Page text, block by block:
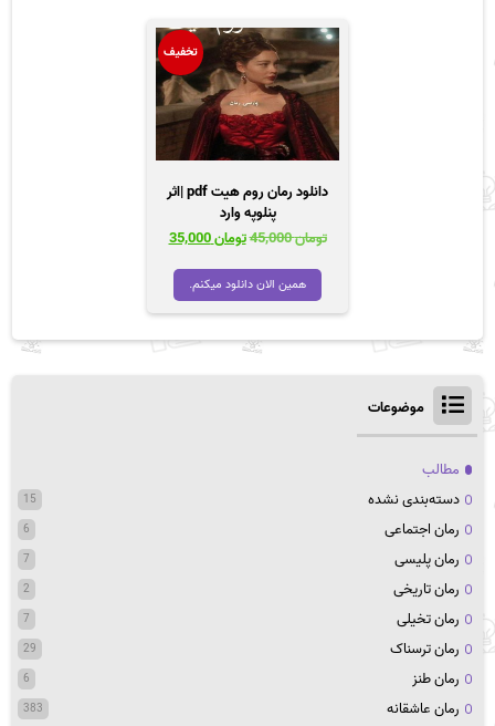
تخفیف
دانلود رمان روم هیت pdf |اثر
پنلوپه وارد
تومان45,000
قیمت
تومان 45,000
بود.
تومان35,000
قیمت
همین الان دانلود میکنم.
موضوعات
مطالب
دسته‌بندی نشده
15
رمان اجتماعی 6
رمان پلیسی 7
رمان تاریخی 2
رمان تخیلی 7
رمان ترسناک 29
رمان طنز 6
رمان عاشقانه 383